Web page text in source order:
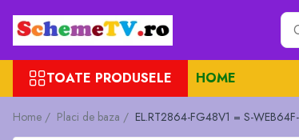
Toate Produsele
Placi de baza
Sursa alimentare
Seturi Benzi LED
TOATE PRODUSELE HOME
Home / Placi de baza / EL.RT2864-FG48V1 = S-